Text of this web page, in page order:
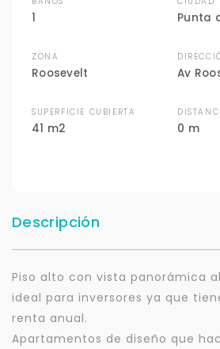
1 Punta
ZONA
Roosevelt Av
SUPERFICIE CUBIERTA
41 m2 0 m
Descripción
Piso alto con vista panorámica
ideal para inversores ya que
renta anual.
Apartamentos de diseño que